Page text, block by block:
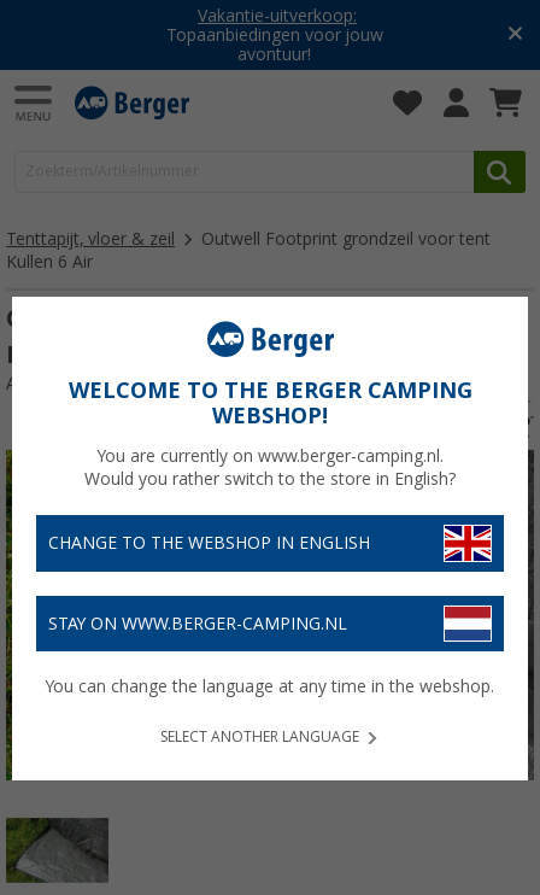
Vakantie-uitverkoop:
Topaanbiedingen voor jouw
avontuur!
Tenttapijt, vloer & zeil
Outwell Footprint grondzeil voor tent
Kullen 6 Air
Outwell Footprint grondzeil voor tent
Kullen 6 Air
Artikelnr: 426619WELCOME TO THE BERGER CAMPING
WEBSHOP!
You are currently on www.berger-camping.nl.
Would you rather switch to the store in English?
CHANGE TO THE WEBSHOP IN ENGLISH
STAY ON WWW.BERGER-CAMPING.NL
You can change the language at any time in the webshop.
SELECT ANOTHER LANGUAGE